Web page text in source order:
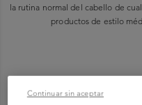
la rutina normal del cabello de
productos de estilo
Continuar sin aceptar